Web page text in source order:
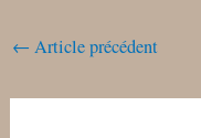
← Article précédent